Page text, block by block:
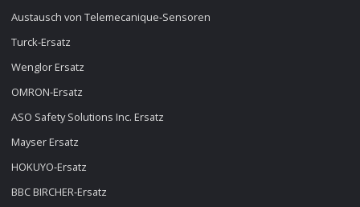
Austausch von Telemecanique-Sensoren
Turck-Ersatz
Wenglor Ersatz
OMRON-Ersatz
ASO Safety Solutions Inc. Ersatz
Mayser Ersatz
HOKUYO-Ersatz
BBC BIRCHER-Ersatz